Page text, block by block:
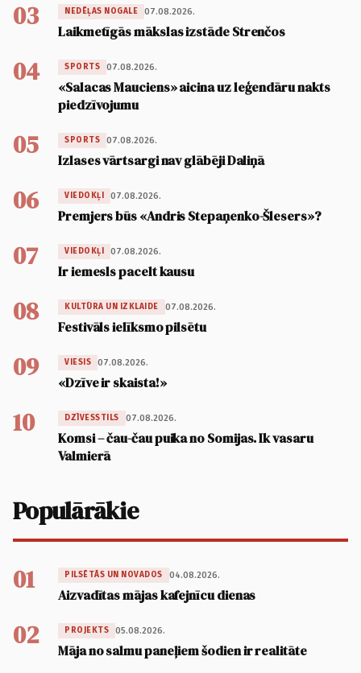
03 NEDĒĻAS NOGALE 07.08.2026.
Laikmetīgās mākslas izstāde Strenčos
04 SPORTS 07.08.2026.
«Salacas Mauciens» aicina uz leģendāru nakts
piedzīvojumu
05 SPORTS 07.08.2026.
Izlases vārtsargi nav glābēji Daliņā
06 VIEDOKĻI 07.08.2026.
Premjers būs «Andris Stepaņenko-Šlesers»?
07 VIEDOKĻI 07.08.2026.
Ir iemesls pacelt kausu
08 KULTŪRA UN IZKLAIDE 07.08.2026.
Festivāls ielīksmo pilsētu
09 VIESIS 07.08.2026.
«Dzīve ir skaista!»
10 DZĪVESSTILS 07.08.2026.
Komsi – čau-čau puika no Somijas. Ik vasaru
Valmierā
Populārākie
01 PILSĒTĀS UN NOVADOS 04.08.2026.
Aizvadītas mājas kafejnīcu dienas
02 PROJEKTS 05.08.2026.
Māja no salmu paneļiem šodien ir realitāte